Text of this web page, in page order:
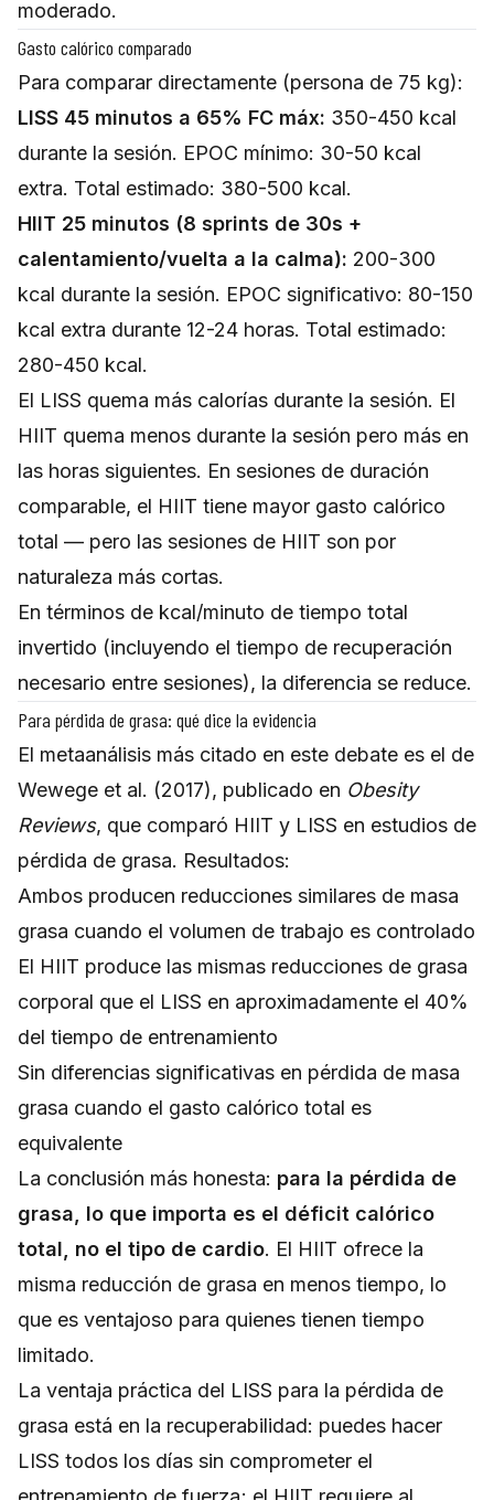
moderado.
Gasto calórico comparado
Para comparar directamente (persona de 75 kg):
LISS 45 minutos a 65% FC máx: 350-450 kcal
durante la sesión. EPOC mínimo: 30-50 kcal
extra. Total estimado: 380-500 kcal.
HIIT 25 minutos (8 sprints de 30s +
calentamiento/vuelta a la calma): 200-300
kcal durante la sesión. EPOC significativo: 80-150
kcal extra durante 12-24 horas. Total estimado:
280-450 kcal.
El LISS quema más calorías durante la sesión. El
HIIT quema menos durante la sesión pero más en
las horas siguientes. En sesiones de duración
comparable, el HIIT tiene mayor gasto calórico
total — pero las sesiones de HIIT son por
naturaleza más cortas.
En términos de kcal/minuto de tiempo total
invertido (incluyendo el tiempo de recuperación
necesario entre sesiones), la diferencia se reduce.
Para pérdida de grasa: qué dice la evidencia
El metaanálisis más citado en este debate es el de
Wewege et al. (2017), publicado en Obesity
Reviews, que comparó HIIT y LISS en estudios de
pérdida de grasa. Resultados:
Ambos producen reducciones similares de masa
grasa cuando el volumen de trabajo es controlado
El HIIT produce las mismas reducciones de grasa
corporal que el LISS en aproximadamente el 40%
del tiempo de entrenamiento
Sin diferencias significativas en pérdida de masa
grasa cuando el gasto calórico total es
equivalente
La conclusión más honesta: para la pérdida de
grasa, lo que importa es el déficit calórico
total, no el tipo de cardio. El HIIT ofrece la
misma reducción de grasa en menos tiempo, lo
que es ventajoso para quienes tienen tiempo
limitado.
La ventaja práctica del LISS para la pérdida de
grasa está en la recuperabilidad: puedes hacer
LISS todos los días sin comprometer el